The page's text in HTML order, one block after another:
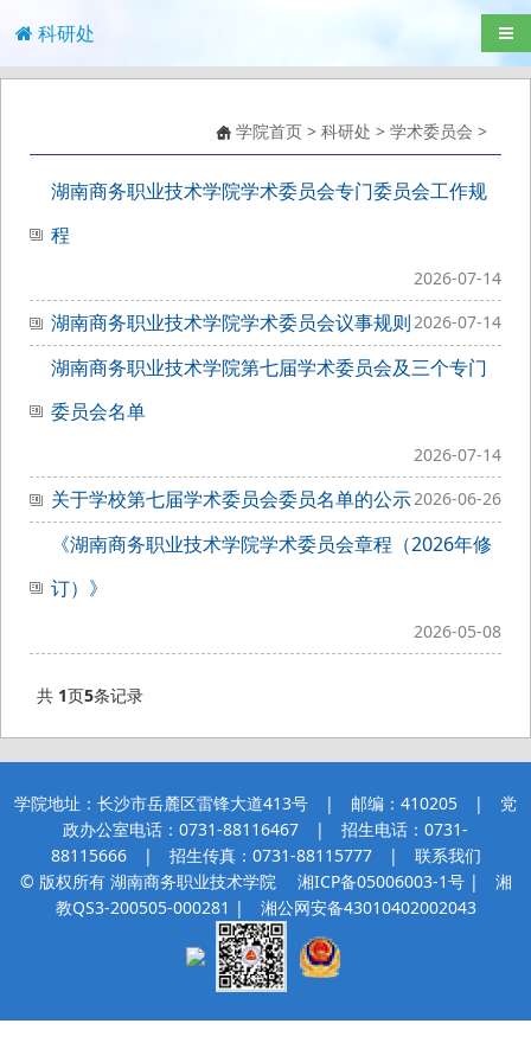
科研处 导
学院首页 > 科研处 > 学术委员会 >
湖南商务职业技术学院学术委员会专门委员会工作规
程
2026-07-14
湖南商务职业技术学院学术委员会议事规则2026-07-14
湖南商务职业技术学院第七届学术委员会及三个专门
委员会名单
2026-07-14
关于学校第七届学术委员会委员名单的公示2026-06-26
《湖南商务职业技术学院学术委员会章程（2026年修
订）》
2026-05-08
共 1页5条记录
学院地址：长沙市岳麓区雷锋大道413号 | 邮编：410205 | 党
政办公室电话：0731-88116467 | 招生电话：0731-
88115666 | 招生传真：0731-88115777 | 联系我们
© 版权所有 湖南商务职业技术学院
湘ICP备05006003-1号 | 湘
教QS3-200505-000281 | 湘公网安备43010402002043